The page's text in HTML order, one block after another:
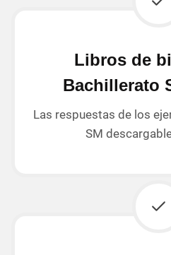
Libros de
Bachillerato
Las respuestas de los
SM